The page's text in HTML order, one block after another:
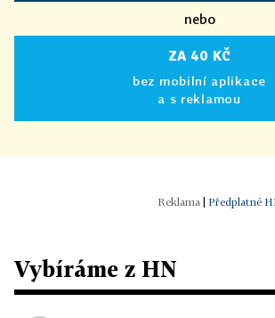
nebo
ZA 40 KČ
bez mobilní aplikace
a s reklamou
| Předplatné
Vybíráme z HN